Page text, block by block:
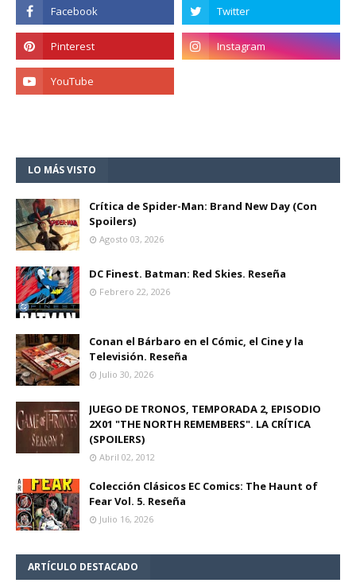
LO MÁS VISTO
Crítica de Spider-Man: Brand New Day (Con
Spoilers)
Agosto 03, 2026
DC Finest. Batman: Red Skies. Reseña
Febrero 22, 2026
Conan el Bárbaro en el Cómic, el Cine y la
Televisión. Reseña
Julio 30, 2026
JUEGO DE TRONOS, TEMPORADA 2, EPISODIO
2X01 "THE NORTH REMEMBERS". LA CRÍTICA
(SPOILERS)
Abril 02, 2012
Colección Clásicos EC Comics: The Haunt of
Fear Vol. 5. Reseña
Julio 16, 2026
ARTÍCULO DESTACADO